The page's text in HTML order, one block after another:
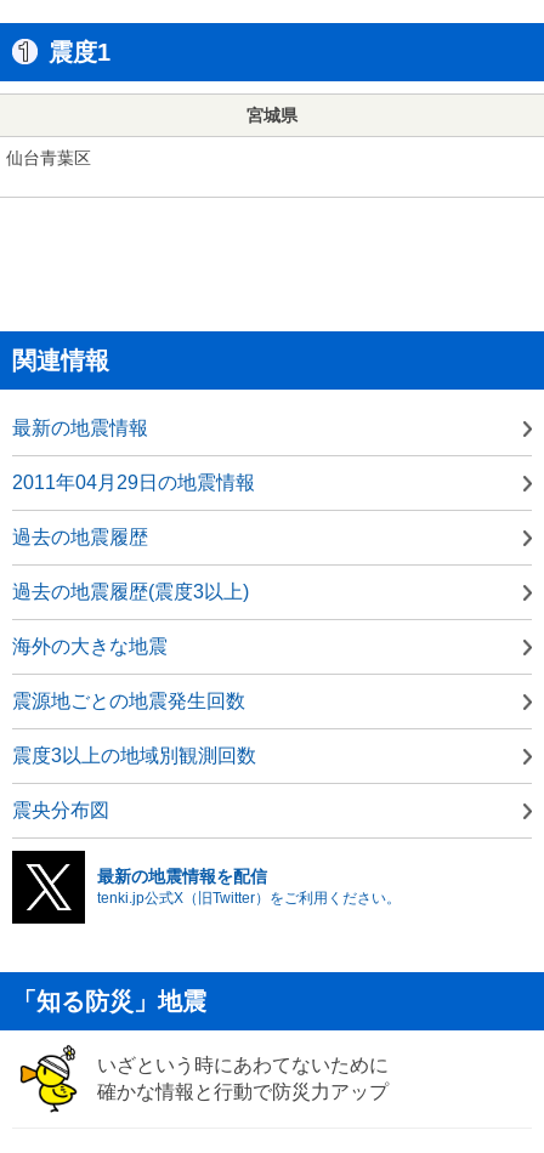
震度1
宮城県
仙台青葉区
関連情報
最新の地震情報
2011年04月29日の地震情報
過去の地震履歴
過去の地震履歴(震度3以上)
海外の大きな地震
震源地ごとの地震発生回数
震度3以上の地域別観測回数
震央分布図
最新の地震情報を配信
tenki.jp公式X（旧Twitter）をご利用ください。
「知る防災」地震
いざという時にあわてないために
確かな情報と行動で防災力アップ